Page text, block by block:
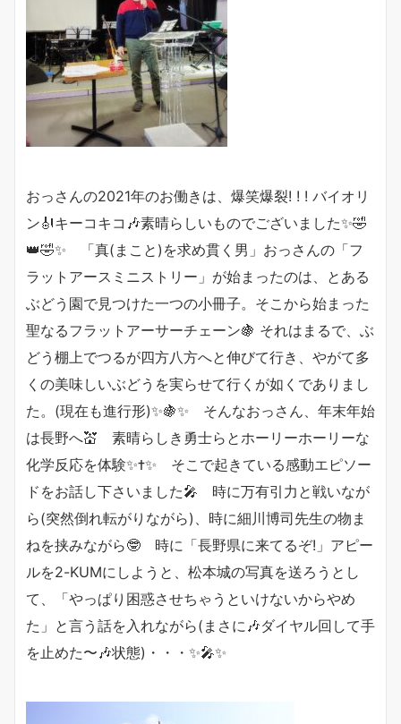
おっさんの2021年のお働きは、爆笑爆裂! ! ! バイオリ
ン🎻キーコキコ🎶素晴らしいものでございました✨🤣
👑🤣✨ 「真(まこと)を求め貫く男」おっさんの「フ
ラットアースミニストリー」が始まったのは、とある
ぶどう園で見つけた一つの小冊子。そこから始まった
聖なるフラットアーサーチェーン🍇 それはまるで、ぶ
どう棚上でつるが四方八方へと伸びて行き、やがて多
くの美味しいぶどうを実らせて行くが如くでありまし
た。(現在も進行形)✨🍇✨ そんなおっさん、年末年始
は長野へ💒 素晴らしき勇士らとホーリーホーリーな
化学反応を体験✨✝️✨ そこで起きている感動エピソー
ドをお話し下さいました🎤 時に万有引力と戦いなが
ら(突然倒れ転がりながら)、時に細川博司先生の物ま
ねを挟みながら🤓 時に「長野県に来てるぞ!」アピー
ルを2-KUMにしようと、松本城の写真を送ろうとし
て、「やっぱり困惑させちゃうといけないからやめ
た」と言う話を入れながら(まさに🎶ダイヤル回して手
を止めた〜🎶状態)・・・✨🎤✨